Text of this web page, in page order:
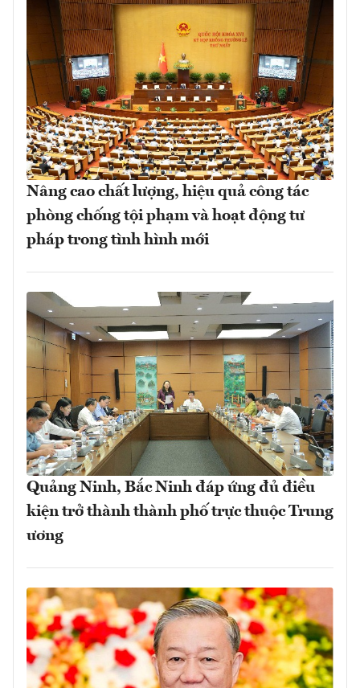
Nâng cao chất lượng, hiệu quả công tác
phòng chống tội phạm và hoạt động tư
pháp trong tình hình mới
Quảng Ninh, Bắc Ninh đáp ứng đủ điều
kiện trở thành thành phố trực thuộc Trung
ương